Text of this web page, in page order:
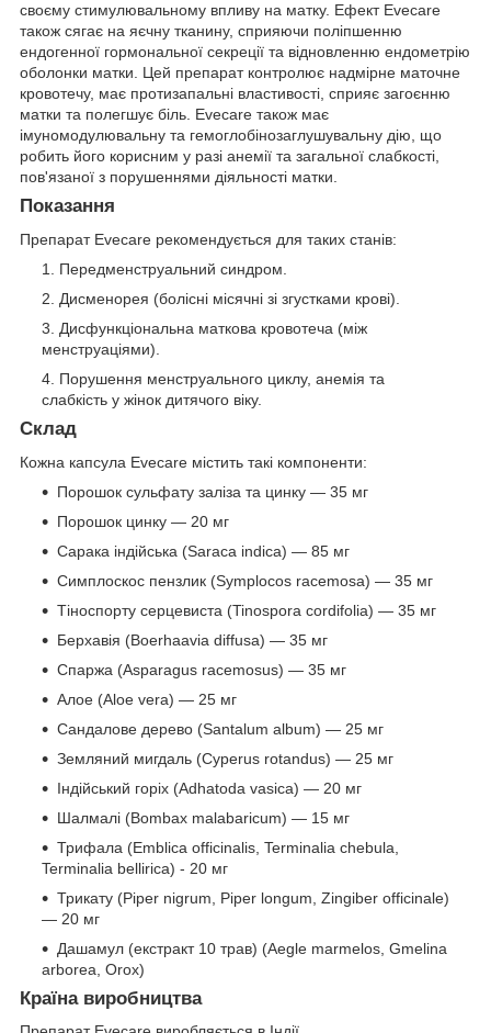
своєму стимулювальному впливу на матку. Ефект Evecare
також сягає на яєчну тканину, сприяючи поліпшенню
ендогенної гормональної секреції та відновленню ендометрію
оболонки матки. Цей препарат контролює надмірне маточне
кровотечу, має протизапальні властивості, сприяє загоєнню
матки та полегшує біль. Evecare також має
імуномодулювальну та гемоглобінозаглушувальну дію, що
робить його корисним у разі анемії та загальної слабкості,
пов'язаної з порушеннями діяльності матки.
Показання
Препарат Evecare рекомендується для таких станів:
Передменструальний синдром.
Дисменорея (болісні місячні зі згустками крові).
Дисфункціональна маткова кровотеча (між
менструаціями).
Порушення менструального циклу, анемія та
слабкість у жінок дитячого віку.
Склад
Кожна капсула Evecare містить такі компоненти:
Порошок сульфату заліза та цинку — 35 мг
Порошок цинку — 20 мг
Сарака індійська (Saraca indica) — 85 мг
Симплоскос пензлик (Symplocos racemosa) — 35 мг
Тіноспорту серцевиста (Tinospora cordifolia) — 35 мг
Берхавія (Boerhaavia diffusa) — 35 мг
Спаржа (Asparagus racemosus) — 35 мг
Алое (Aloe vera) — 25 мг
Сандалове дерево (Santalum album) — 25 мг
Земляний мигдаль (Cyperus rotandus) — 25 мг
Індійський горіх (Adhatoda vasica) — 20 мг
Шалмалі (Bombax malabaricum) — 15 мг
Трифала (Emblica officinalis, Terminalia chebula,
Terminalia bellirica) - 20 мг
Трикату (Piper nigrum, Piper longum, Zingiber officinale)
— 20 мг
Дашамул (екстракт 10 трав) (Aegle marmelos, Gmelina
arborea, Orox)
Країна виробництва